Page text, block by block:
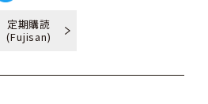
定期購読
(Fujisan)